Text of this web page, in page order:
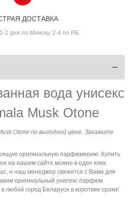
ДОСТАВКА
2 дня по Минску, 2-4 по РБ.
вода унисекс
Musk Otone
Otone по выгодной цене. Закажите
оригинальную парфюмерию. Купить
на нашем сайте можно в один клик.
и наш менеджер свяжется с Вами для
оригинальный унисекс парфюм
любой город Беларуси в короткие сроки!